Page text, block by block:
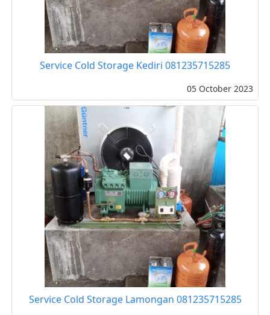
Service Cold Storage Kediri 081235715285
05 October 2023
Service Cold Storage Lamongan 081235715285